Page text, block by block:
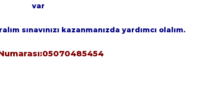
var
sınavınızı kazanmanızda yardımcı olalım.